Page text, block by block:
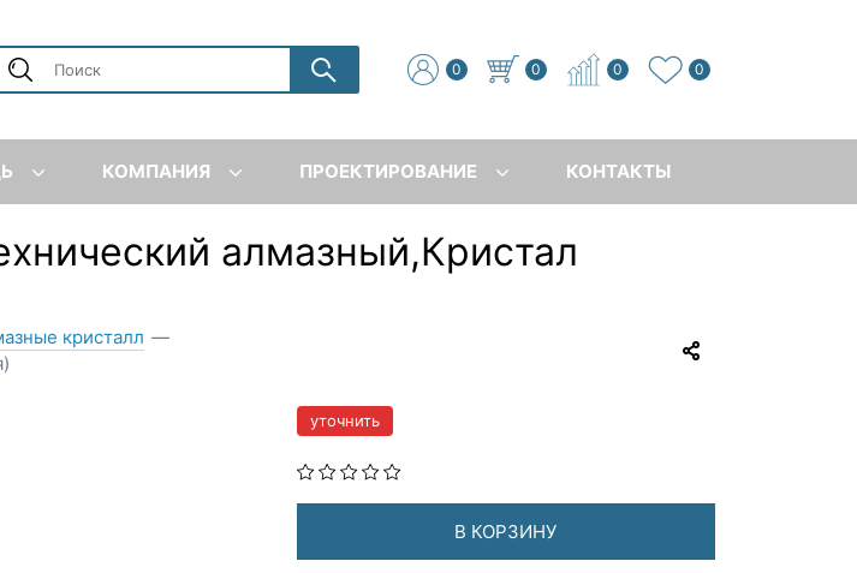
0 0 0 0
КОМПАНИЯ ПРОЕКТИРОВАНИЕ КОНТАКТЫ
алмазный,Кристал
кристалл —
уточнить
В КОРЗИНУ